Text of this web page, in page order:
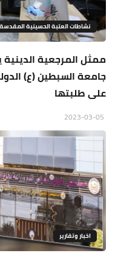
نشاطات العتبة الحسينية المقدسة
ممثل المرجعية
جامعة السبطين (ع)
على طلبتها
اخبار وتقارير